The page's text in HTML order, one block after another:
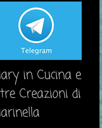
in Cucina e
Creazioni di